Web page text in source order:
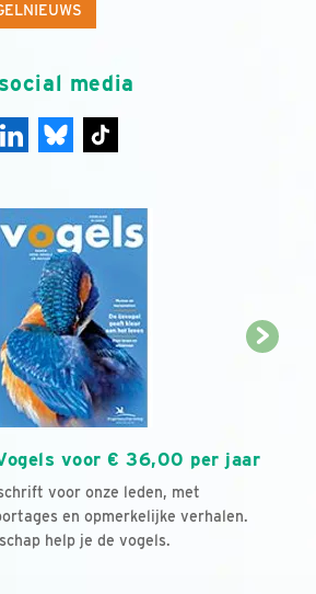
media
voor € 36,00 per jaar
voor onze leden, met
en opmerkelijke verhalen.
help je de vogels.